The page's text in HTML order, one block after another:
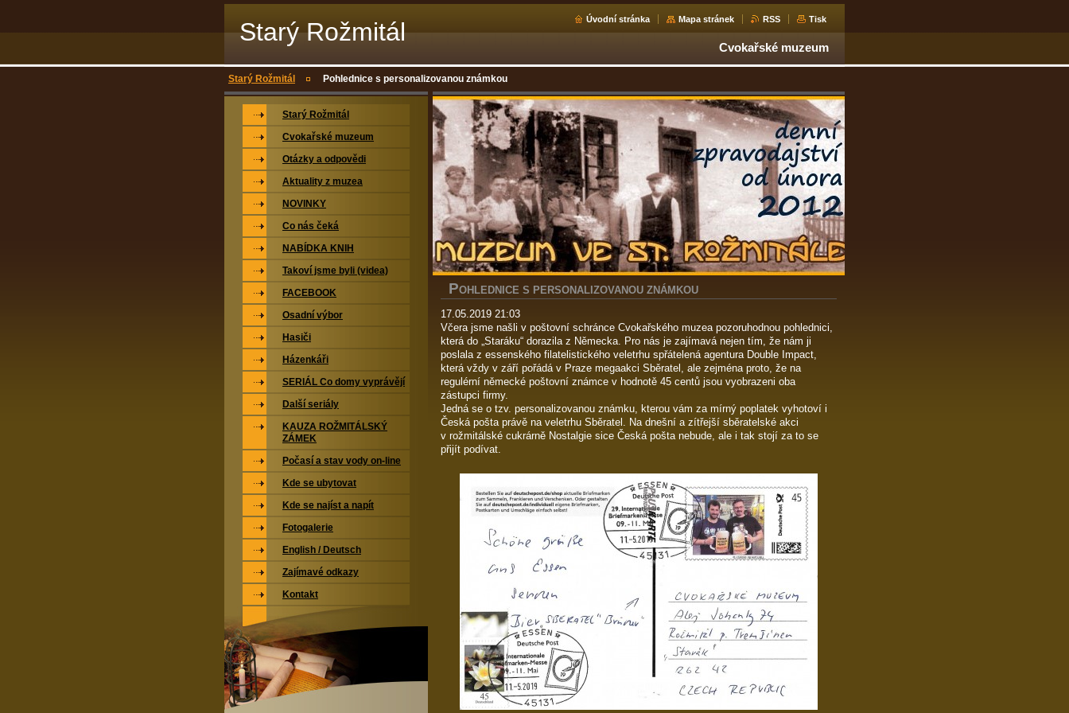
Starý Rožmitál Úvodní stránka Mapa stránek RSS Tisk
Cvokařské muzeum
Starý Rožmitál Pohlednice s personalizovanou známkou
POHLEDNICE S PERSONALIZOVANOU ZNÁMKOU
17.05.2019 21:03
Včera jsme našli v poštovní schránce Cvokařského muzea pozoruhodnou pohlednici,
která do „Staráku“ dorazila z Německa. Pro nás je zajímavá nejen tím, že nám ji
poslala z essenského filatelistického veletrhu spřátelená agentura Double Impact,
která vždy v září pořádá v Praze megaakci Sběratel, ale zejména proto, že na
regulérní německé poštovní známce v hodnotě 45 centů jsou vyobrazeni oba
zástupci firmy.
Jedná se o tzv. personalizovanou známku, kterou vám za mírný poplatek vyhotoví i
Česká pošta právě na veletrhu Sběratel. Na dnešní a zítřejší sběratelské akci
v rožmitálské cukrárně Nostalgie sice Česká pošta nebude, ale i tak stojí za to se
přijít podívat.
Starý Rožmitál
Cvokařské muzeum
Otázky a odpovědi
Aktuality z muzea
NOVINKY
Co nás čeká
NABÍDKA KNIH
Takoví jsme byli (videa)
FACEBOOK
Osadní výbor
Hasiči
Házenkáři
SERIÁL Co domy vyprávějí
Další seriály
KAUZA ROŽMITÁLSKÝ
ZÁMEK
Počasí a stav vody on-line
Kde se ubytovat
Kde se najíst a napít
Fotogalerie
English / Deutsch
Zajímavé odkazy
Kontakt